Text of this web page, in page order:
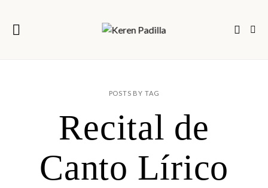
POSTS BY TAG
Recital de
Canto Lírico